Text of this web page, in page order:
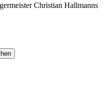
Christian Hallmanns